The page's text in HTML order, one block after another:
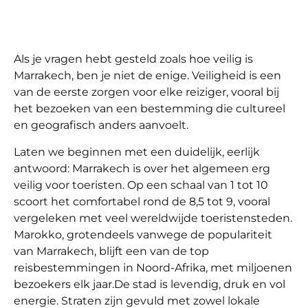
Als je vragen hebt gesteld zoals hoe veilig is
Marrakech, ben je niet de enige. Veiligheid is een
van de eerste zorgen voor elke reiziger, vooral bij
het bezoeken van een bestemming die cultureel
en geografisch anders aanvoelt.
Laten we beginnen met een duidelijk, eerlijk
antwoord: Marrakech is over het algemeen erg
veilig voor toeristen. Op een schaal van 1 tot 10
scoort het comfortabel rond de 8,5 tot 9, vooral
vergeleken met veel wereldwijde toeristensteden.
Marokko, grotendeels vanwege de populariteit
van Marrakech, blijft een van de top
reisbestemmingen in Noord-Afrika, met miljoenen
bezoekers elk jaar.De stad is levendig, druk en vol
energie. Straten zijn gevuld met zowel lokale